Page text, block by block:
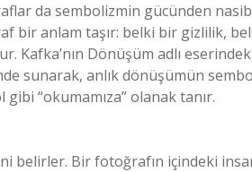
da sembolizmin gücünden
bir anlam taşır: belki bir gizlilik,
Kafka’nın Dönüşüm adlı
sunarak, anlık dönüşümün
“okumamıza” olanak tanır.
belirler. Bir fotoğrafın içindeki